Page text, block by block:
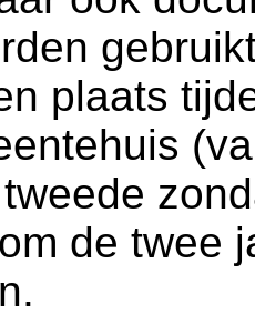
plaats
de twee